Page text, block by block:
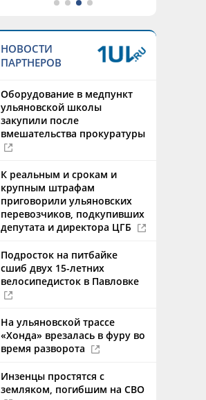
НОВОСТИ
ПАРТНЕРОВ
Оборудование в медпункт
ульяновской школы
закупили после
вмешательства прокуратуры
К реальным и срокам и
крупным штрафам
приговорили ульяновских
перевозчиков, подкупивших
депутата и директора ЦГБ
Подросток на питбайке
сшиб двух 15-летних
велосипедисток в Павловке
На ульяновской трассе
«Хонда» врезалась в фуру во
время разворота
Инзенцы простятся с
земляком, погибшим на СВО